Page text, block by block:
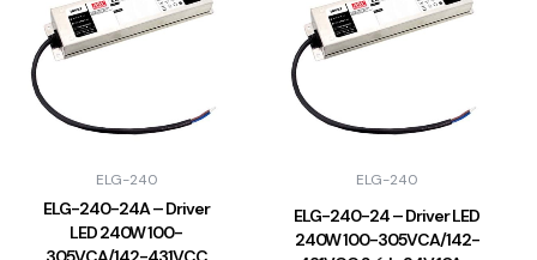
ELG-240
ELG-240-24A – Driver
LED 240W 100-
ELG-240
ELG-240-24 – Driver LED
240W 100-305VCA/142-